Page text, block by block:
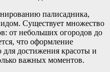
палисадника,
Существует множество
от небольших огородов до
что оформление
для достижения красоты и
важных моментов.